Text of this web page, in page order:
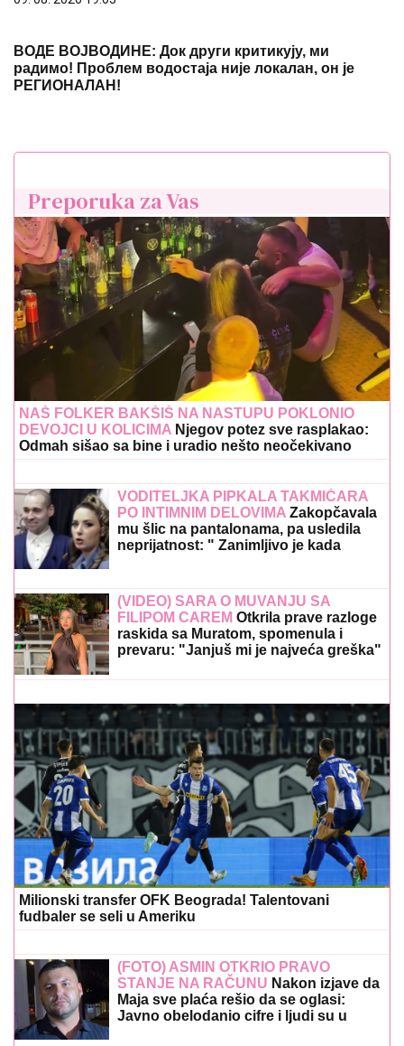
ВОДЕ ВОЈВОДИНЕ: Док други критикују, ми
радимо! Проблем водостаја није локалан, он је
РЕГИОНАЛАН!
Preporuka za Vas
NAŠ FOLKER BAKŠIŠ NA NASTUPU POKLONIO
DEVOJCI U KOLICIMA Njegov potez sve rasplakao:
Odmah sišao sa bine i uradio nešto neočekivano
VODITELJKA PIPKALA TAKMIČARA
PO INTIMNIM DELOVIMA Zakopčavala
mu šlic na pantalonama, pa usledila
neprijatnost: " Zanimljivo je kada
(VIDEO) SARA O MUVANJU SA
FILIPOM CAREM Otkrila prave razloge
raskida sa Muratom, spomenula i
prevaru: "Janjuš mi je najveća greška"
Milionski transfer OFK Beograda! Talentovani
fudbaler se seli u Ameriku
(FOTO) ASMIN OTKRIO PRAVO
STANJE NA RAČUNU Nakon izjave da
Maja sve plaća rešio da se oglasi:
Javno obelodanio cifre i ljudi su u